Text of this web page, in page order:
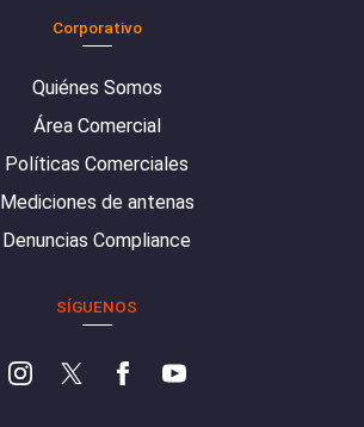
Corporativo
Quiénes Somos
Área Comercial
Políticas Comerciales
Mediciones de antenas
Denuncias Compliance
SÍGUENOS